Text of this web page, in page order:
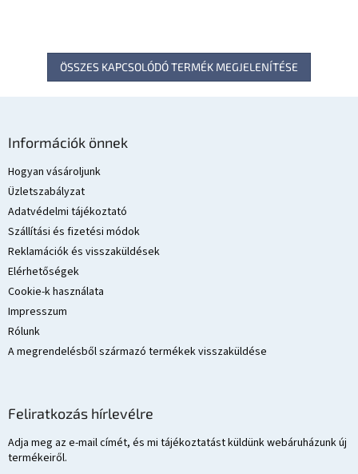
ÖSSZES KAPCSOLÓDÓ TERMÉK MEGJELENÍTÉSE
Információk önnek
Hogyan vásároljunk
Üzletszabályzat
Adatvédelmi tájékoztató
Szállítási és fizetési módok
Reklamációk és visszaküldések
Elérhetőségek
Cookie-k használata
Impresszum
Rólunk
A megrendelésből származó termékek visszaküldése
Feliratkozás hírlevélre
Adja meg az e-mail címét, és mi tájékoztatást küldünk webáruházunk új
termékeiről.